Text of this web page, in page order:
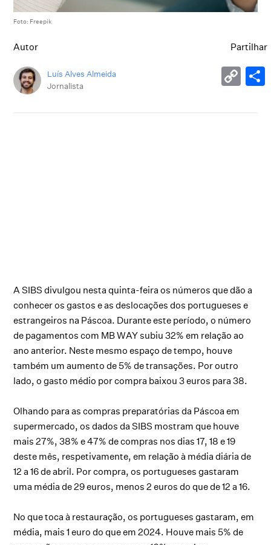
Foto: Freepik
Autor
Luís Alves Almeida
Jornalista
Partilhar
A SIBS divulgou nesta quinta-feira os números que dão a
conhecer os gastos e as deslocações dos portugueses e
estrangeiros na Páscoa. Durante este período, o número
de pagamentos com MB WAY subiu 32% em relação ao
ano anterior. Neste mesmo espaço de tempo, houve
também um aumento de 5% de transações. Por outro
lado, o gasto médio por compra baixou 3 euros para 38.
Olhando para as compras preparatórias da Páscoa em
supermercado, os dados da SIBS mostram que houve
mais 27%, 38% e 47% de compras nos dias 17, 18 e 19
deste mês, respetivamente, em relação à média diária de
12 a 16 de abril. Por compra, os portugueses gastaram
uma média de 29 euros, menos 2 euros do que de 12 a 16.
No que toca à restauração, os portugueses gastaram, em
média, mais 1 euro do que em 2024. Houve mais 5% de